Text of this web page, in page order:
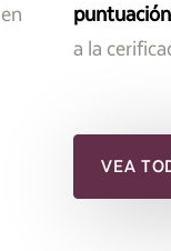
a la
VEA